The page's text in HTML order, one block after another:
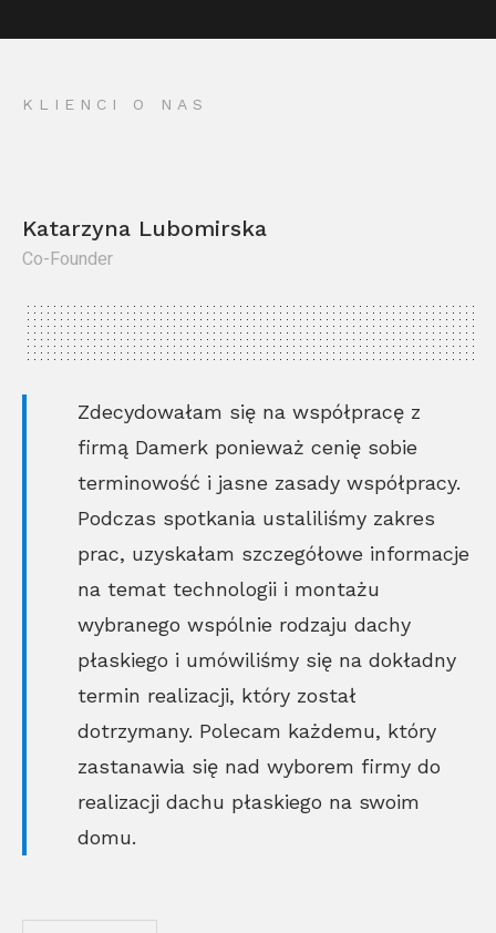
KLIENCI O NAS
Katarzyna Lubomirska
Co-Founder
Zdecydowałam się na współpracę z
firmą Damerk ponieważ cenię sobie
terminowość i jasne zasady współpracy.
Podczas spotkania ustaliliśmy zakres
prac, uzyskałam szczegółowe informacje
na temat technologii i montażu
wybranego wspólnie rodzaju dachy
płaskiego i umówiliśmy się na dokładny
termin realizacji, który został
dotrzymany. Polecam każdemu, który
zastanawia się nad wyborem firmy do
realizacji dachu płaskiego na swoim
domu.